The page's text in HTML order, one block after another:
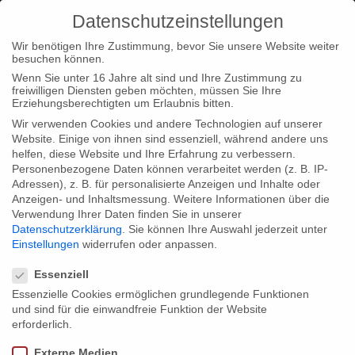
Home Typ|News
“Wadans Welt” beim Open City London
Documentary Film Festival
“Wadans Welt” beim Open City London
Documentary Film Festival
Nach den Erfolgen beim diesjährigen HotDocs Festival und dem
Filmkunstfest Schwerin freuen wir uns, dass unser Film
Datenschutzeinstellungen
Wir benötigen Ihre Zustimmung, bevor Sie unsere Website weiter
besuchen können.
Wenn Sie unter 16 Jahre alt sind und Ihre Zustimmung zu
freiwilligen Diensten geben möchten, müssen Sie Ihre
Erziehungsberechtigten um Erlaubnis bitten.
Wir verwenden Cookies und andere Technologien auf unserer
Website. Einige von ihnen sind essenziell, während andere uns
helfen, diese Website und Ihre Erfahrung zu verbessern.
Personenbezogene Daten können verarbeitet werden (z. B. IP-
Adressen), z. B. für personalisierte Anzeigen und Inhalte oder
Anzeigen- und Inhaltsmessung. Weitere Informationen über die
Verwendung Ihrer Daten finden Sie in unserer
Datenschutzerklärung
Sie können Ihre Auswahl jederzeit unter
Einstellungen widerrufen oder anpassen.
Essenziell
Essenzielle Cookies ermöglichen grundlegende Funktionen
und sind für die einwandfreie Funktion der Website
erforderlich.